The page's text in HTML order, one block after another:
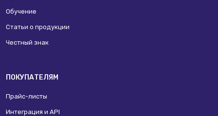
Обучение
Статьи о продукции
Честный знак
ПОКУПАТЕЛЯМ
Прайс-листы
Интеграция и API